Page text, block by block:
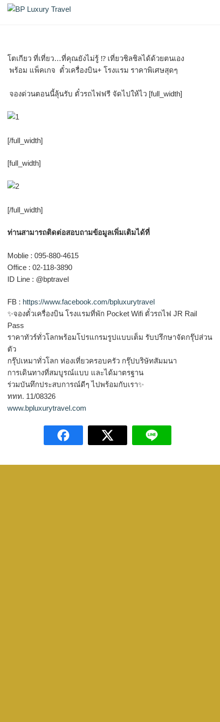
Skip
BP Luxury Travel
แพ็คเกจตั๋วเครื่องบิน+โรงแรม
โตเกียว ที่เที่ยว…ที่คุณยังไม่รู้ ⁉ เที่ยวชิลชิลได้ด้วยตนเอง
พร้อม แพ็คเกจ ตั๋วเครื่องบิน+ โรงแรม ราคาพิเศษสุดๆ
จองด่วนตอนนี้ลุ้นรับ ตั๋วรถไฟฟรี จัดไปให้ไว [full_width]
[/full_width]
[full_width]
[/full_width]
ท่านสามารถติดต่อสอบถามข้อมูลเพิ่มเติมได้ที่
Moblie : 095-880-4615
Office : 02-118-3890
ID Line : @bptravel
FB : https://www.facebook.com/bpluxurytravel
✨จองตั๋วเครื่องบิน โรงแรมที่พัก Pocket Wifi ตั๋วรถไฟ JR Rail
Pass
ราคาทัวร์ทั่วโลกพร้อมโปรแกรมรูปแบบเต็ม รับปรึกษาจัดกรุ๊ปส่วน
ตัว
กรุ๊ปเหมาทั่วโลก ท่องเที่ยวครอบครัว กรุ๊ปบริษัทสัมมนา
การเดินทางที่สมบูรณ์แบบ และได้มาตรฐาน
ร่วมบันทึกประสบการณ์ดีๆ ไปพร้อมกับเรา✨
ททท. 11/08326
www.bpluxurytravel.com